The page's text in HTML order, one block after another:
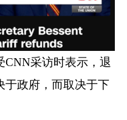
采访时表示，退
于政府，而取决于下